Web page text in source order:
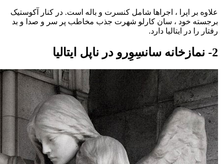
علاوه بر اپرا ، اجراها شامل کنسرت و باله است. در کنار آکوستیک
برجسته خود ، سان کارلو شهرت جذب مخاطب پر سر و صدا و بد
رفتار را در ایتالیا دارد.
2- نمازخانه سانسِوِرو در ناپل ایتالیا